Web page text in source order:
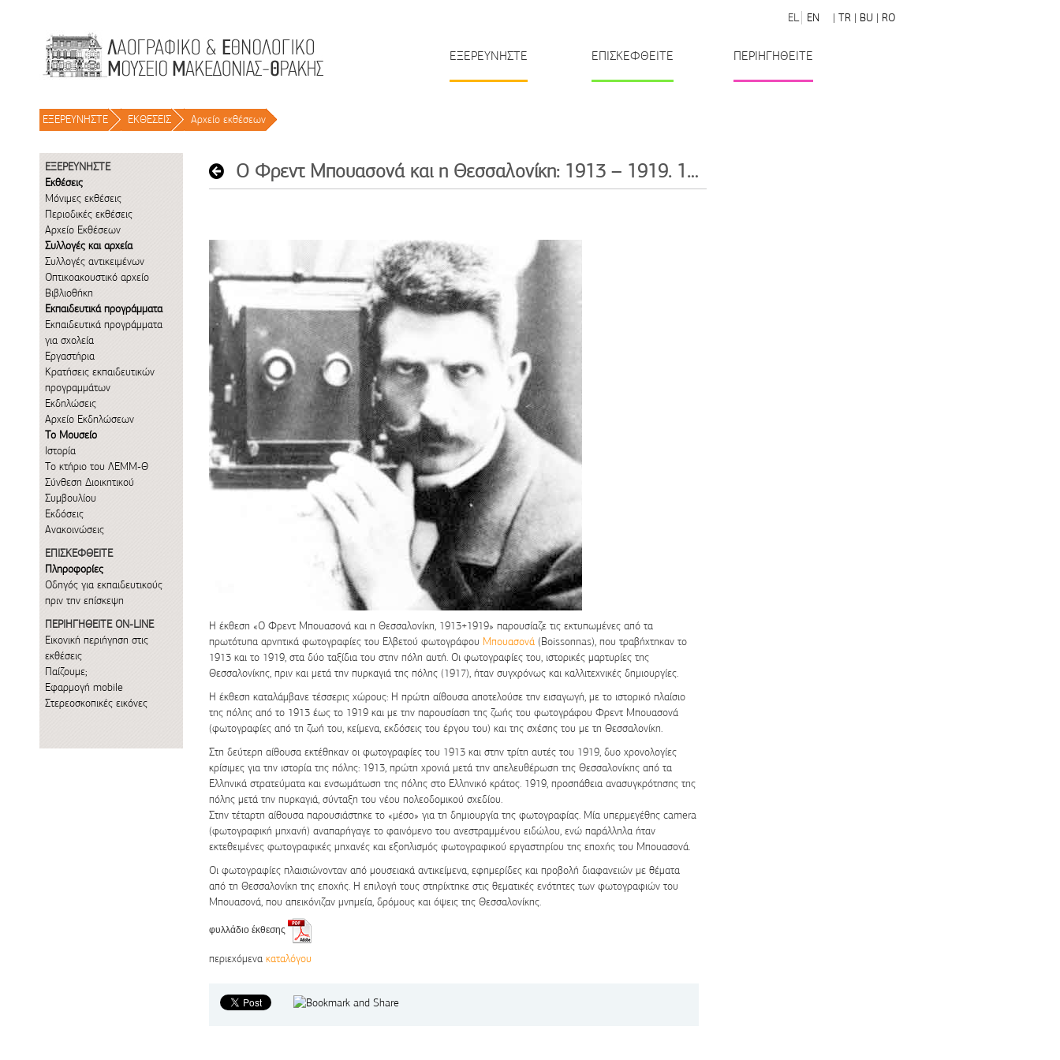
EL EN | TR | BU | RO
ΕΞΕΡΕΥΝΗΣΤΕ ΕΠΙΣΚΕΦΘΕΙΤΕ ΠΕΡΙΗΓΗΘΕΙΤΕ
ΕΞΕΡΕΥΝΗΣΤΕ / ΕΚΘΕΣΕΙΣ / Αρχείο εκθέσεων /
ΕΞΕΡΕΥΝΗΣΤΕ
Εκθέσεις
Μόνιμες εκθέσεις
Περιοδικές εκθέσεις
Αρχείο Εκθέσεων
Συλλογές και αρχεία
Συλλογές αντικειμένων
Οπτικοακουστικό αρχείο
Βιβλιοθήκη
Εκπαιδευτικά προγράμματα
Εκπαιδευτικά προγράμματα
για σχολεία
Εργαστήρια
Κρατήσεις εκπαιδευτικών
προγραμμάτων
Εκδηλώσεις
Αρχείο Εκδηλώσεων
Το Μουσείο
Ιστορία
Το κτήριο του ΛΕΜΜ-Θ
Σύνθεση Διοικητικού
Συμβουλίου
Εκδόσεις
Ανακοινώσεις
ΕΠΙΣΚΕΦΘΕΙΤΕ
Πληροφορίες
Οδηγός για εκπαιδευτικούς
πριν την επίσκεψη
ΠΕΡΙΗΓΗΘΕΙΤΕ ON-LINE
Εικονική περιήγηση στις
εκθέσεις
Παίζουμε;
Εφαρμογή mobile
Στερεοσκοπικές εικόνες
Ο Φρεντ Μπουασονά και η Θεσσαλονίκη: 1913 – 1919. 1990
Η έκθεση «Ο Φρεντ Μπουασονά και η Θεσσαλονίκη, 1913+1919» παρουσίαζε τις εκτυπωμένες από τα
πρωτότυπα αρνητικά φωτογραφίες του Ελβετού φωτογράφου Μπουασονά(Boissonnas), που τραβήχτηκαν το
1913 και το 1919, στα δύο ταξίδια του στην πόλη αυτή. Οι φωτογραφίες του, ιστορικές μαρτυρίες της
Θεσσαλονίκης, πριν και μετά την πυρκαγιά της πόλης (1917), ήταν συγχρόνως και καλλιτεχνικές δημιουργίες.
Η έκθεση καταλάμβανε τέσσερις χώρους: Η πρώτη αίθουσα αποτελούσε την εισαγωγή, με το ιστορικό πλαίσιο
της πόλης από το 1913 έως το 1919 και με την παρουσίαση της ζωής του φωτογράφου Φρεντ Μπουασονά
(φωτογραφίες από τη ζωή του, κείμενα, εκδόσεις του έργου του) και της σχέσης του με τη Θεσσαλονίκη.
Στη δεύτερη αίθουσα εκτέθηκαν οι φωτογραφίες του 1913 και στην τρίτη αυτές του 1919, δυο χρονολογίες
κρίσιμες για την ιστορία της πόλης: 1913, πρώτη χρονιά μετά την απελευθέρωση της Θεσσαλονίκης από τα
Ελληνικά στρατεύματα και ενσωμάτωση της πόλης στο Ελληνικό κράτος. 1919, προσπάθεια ανασυγκρότησης της
πόλης μετά την πυρκαγιά, σύνταξη του νέου πολεοδομικού σχεδίου.
Στην τέταρτη αίθουσα παρουσιάστηκε το «μέσο» για τη δημιουργία της φωτογραφίας. Μία υπερμεγέθης camera
(φωτογραφική μηχανή) αναπαρήγαγε το φαινόμενο του ανεστραμμένου ειδώλου, ενώ παράλληλα ήταν
εκτεθειμένες φωτογραφικές μηχανές και εξοπλισμός φωτογραφικού εργαστηρίου της εποχής του Μπουασονά.
Οι φωτογραφίες πλαισιώνονταν από μουσειακά αντικείμενα, εφημερίδες και προβολή διαφανειών με θέματα
από τη Θεσσαλονίκη της εποχής. Η επιλογή τους στηρίχτηκε στις θεματικές ενότητες των φωτογραφιών του
Μπουασονά, που απεικόνιζαν μνημεία, δρόμους και όψεις της Θεσσαλονίκης.
φυλλάδιο έκθεσης
περιεχόμενακαταλόγου